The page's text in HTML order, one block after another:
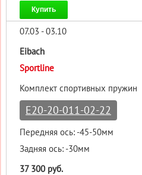
Купить
07.03 - 03.10
Eibach
Sportline
Комплект спортивных пружин
E20-20-011-02-22
Передняя ось: -45-50мм
Задняя ось: -30мм
37 300 руб.